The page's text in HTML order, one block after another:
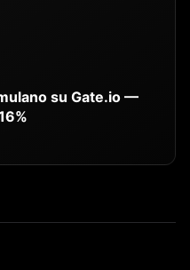
su Gate.io —